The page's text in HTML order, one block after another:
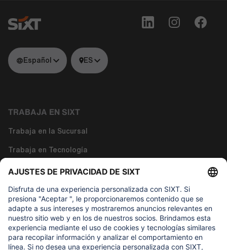
Español ES
TRABAJA EN SIXT
Trabaja en la Sucursal
Trabaja en Tecnología
Trabaja en Funciones Corporativas
Sobre nosotros
LO QUE DE VERDAD IMPORTA
Fundación de Ayuda Infantil Regine SIXT